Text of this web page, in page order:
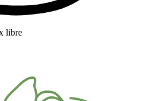
libre